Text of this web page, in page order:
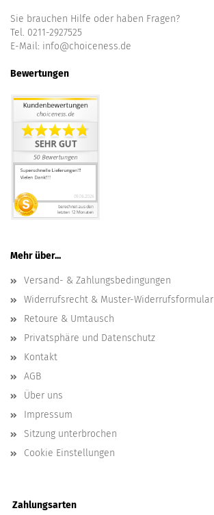
Sie brauchen Hilfe oder haben Fragen?
Tel. 0211-2927525
E-Mail: info@choiceness.de
Bewertungen
Mehr über...
Versand- & Zahlungsbedingungen
Widerrufsrecht & Muster-Widerrufsformular
Retoure & Umtausch
Privatsphäre und Datenschutz
Kontakt
AGB
Über uns
Impressum
Sitzung unterbrochen
Cookie Einstellungen
Zahlungsarten